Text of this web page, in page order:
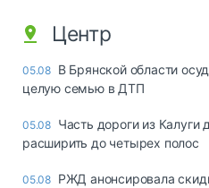
Центр
05.08 В Брянской области
целую семью в ДТП
05.08 Часть дороги из Калуги
расширить до четырех полос
05.08 РЖД анонсировала